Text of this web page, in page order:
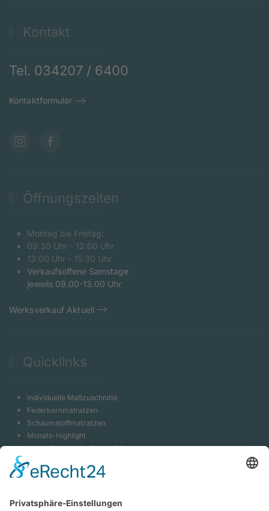
Kontakt
Tel. 034207 / 6400
Kontaktformular
Öffnungszeiten
Montag bis Freitag:
09:30 Uhr - 12:00 Uhr
13:00 Uhr - 15:30 Uhr
Verkaufsoffene Samstage
jeweils 09.00-13.00 Uhr
Werksverkauf Aktuell
Quicklinks
individuelle Maßzuschnitte
Federkernmatratzen
Schaumstoffmatratzen
Monats-Highlight
neues Produkt EvoPore HRC
Massivholzbett Shiva
Luxeriöses Hotelbett
Caravanpolster Camping